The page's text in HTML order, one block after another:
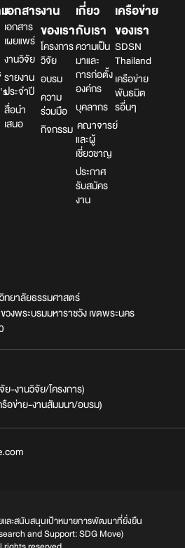
เอกสาร
เอกสาร
เผยแพร่
งานวิจัย
รายงาน
ประจำปี
สื่อนำ
เสนอ
งาน
ของเรา
โครงการ
วิจัย
อบรม
ความ
ร่วมมือ
กิจกรรม
เกี่ยว
กับเรา
ความเป็น
มาและ
การก่อตั้ง
องค์กร
บุคลากร
คณาจารย์
และผู้
เชี่ยวชาญ
ประกาศ
รับสมัคร
งาน
เครือข่าย
ของเรา
SDSN
Thailand
เครือข่าย
พันธมิต
รอื่นๆ
ทยาลัยธรรมศาสตร์
วงพระบรมมหาราชวัง เขตพระนคร
-งานวิจัย/โครงการ)
อข่าย-งานสัมมนา/อบรม)
ละสนับสนุนเป้าหมายการพัฒนาที่ยั่งยืน
and Support: SDG Move)